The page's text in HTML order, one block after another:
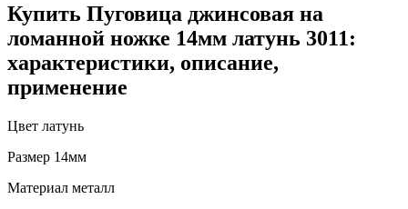
Купить Пуговица джинсовая на
ломанной ножке 14мм латунь 3011:
характеристики, описание,
применение
Цвет латунь
Размер 14мм
Материал металл